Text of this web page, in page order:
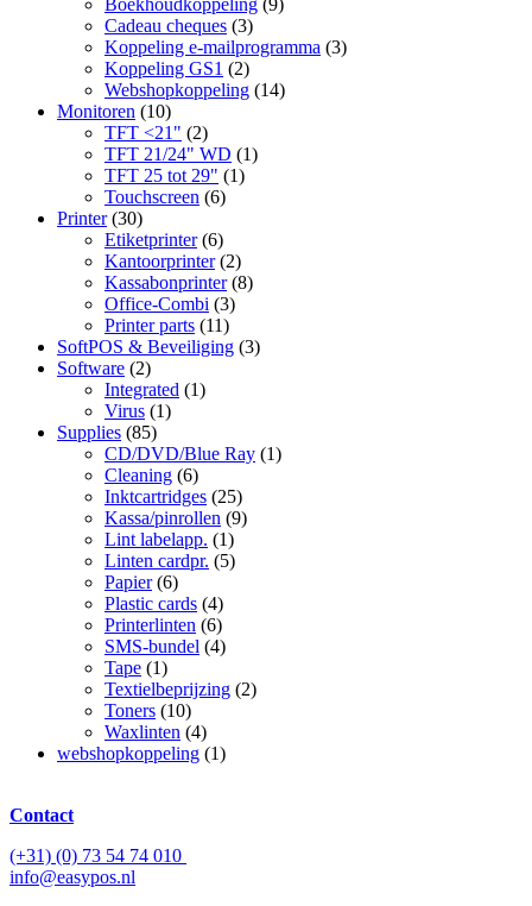
Cadeau cheques (3)
Koppeling e-mailprogramma (3)
Koppeling GS1 (2)
Webshopkoppeling (14)
Monitoren (10)
TFT <21" (2)
TFT 21/24" WD (1)
TFT 25 tot 29" (1)
Touchscreen (6)
Printer (30)
Etiketprinter (6)
Kantoorprinter (2)
Kassabonprinter (8)
Office-Combi (3)
Printer parts (11)
SoftPOS & Beveiliging (3)
Software (2)
Integrated (1)
Virus (1)
Supplies (85)
CD/DVD/Blue Ray (1)
Cleaning (6)
Inktcartridges (25)
Kassa/pinrollen (9)
Lint labelapp. (1)
Linten cardpr. (5)
Papier (6)
Plastic cards (4)
Printerlinten (6)
SMS-bundel (4)
Tape (1)
Textielbeprijzing (2)
Toners (10)
Waxlinten (4)
webshopkoppeling (1)
Contact
(+31) (0) 73 54 74 010
info@easypos.nl